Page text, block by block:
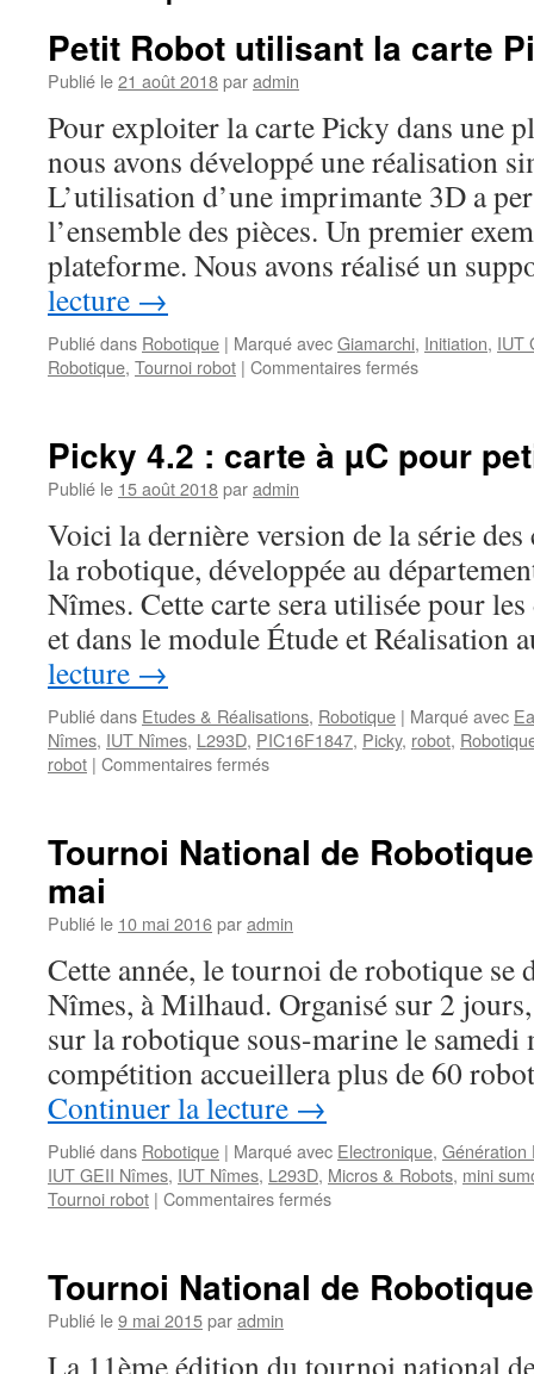
Petit Robot utilisant la carte
Publié le21 août 2018paradmin
Pour exploiter la carte Picky dans une
nous avons développé une réalisation
L’utilisation d’une imprimante 3D a
l’ensemble des pièces. Un premier
plateforme. Nous avons réalisé un
lecture →
Publié dans Robotique | Marqué avecGiamarchi, Initiation, IUT
Robotique, Tournoi robot | Commentaires ferméssur
la
4.2
Picky 4.2 : carte à µC pour
Publié le 15 août 2018paradmin
Voici la dernière version de la série
la robotique, développée au
Nîmes. Cette carte sera utilisée pour
et dans le module Étude et
lecture →
Publié dans Etudes & Réalisations, Robotique | Marqué avec
Nîmes, IUT Nîmes, L293D, PIC16F1847, Picky, robot,
robot | Commentaires ferméssur
carte
pour
robot
Tournoi National de
mai
Publié le 10 mai 2016paradmin
Cette année, le tournoi de robotique se
Nîmes, à Milhaud. Organisé sur 2
sur la robotique sous-marine le samedi
compétition accueillera plus de 60
Continuer la lecture →
Publié dans Robotique | Marqué avec Electronique, Génération
IUT GEII Nîmes, IUT Nîmes, L293D, Micros & Robots, mini
Tournoi robot | Commentaires ferméssur
Robotique
21
Tournoi National de Robotique
Publié le9 mai 2015paradmin
La 11ème édition du tournoi national